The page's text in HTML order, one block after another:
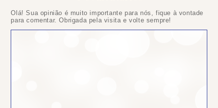
Olá! Sua opinião é muito importante para nós, fique à vontade
para comentar. Obrigada pela visita e volte sempre!